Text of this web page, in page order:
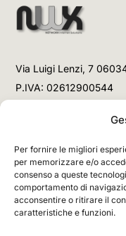
Per fornire le migliori
per memorizzare e/o
consenso a queste
comportamento di
acconsentire o ritirare il
caratteristiche e funzioni.
Via Luigi Lenzi, 7
P.IVA: 02612900544
+39 3477853708
Email
info@networx.it